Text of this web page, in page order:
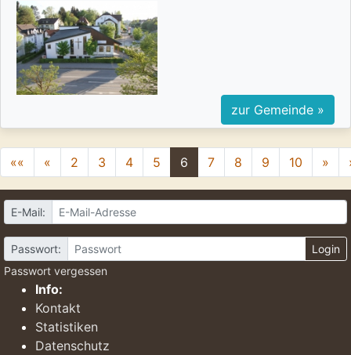
zur Gemeinde »
«« « 2 3 4 5 6 7 8 9 10 »
E-Mail:
Passwort:
Login
Passwort vergessen
Info:
Kontakt
Statistiken
Datenschutz